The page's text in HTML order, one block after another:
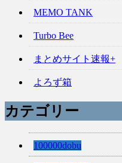
MEMO TANK
Turbo Bee
まとめサイト速報+
よろず箱
カテゴリー
100000dobu